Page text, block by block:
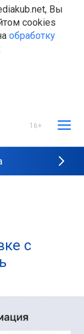
Вы
cookies
обработку
16+
с